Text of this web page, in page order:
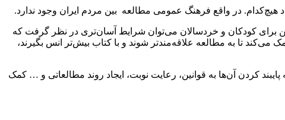
در واقع فرهنگ عمومی مطالعه بین مردم ایران وجود ندارد.
من برای کودکان و خردسالان می‌توان شرایط آسان‌تری در نظر گرفت که
می‌کند تا به مطالعه علاقه‌مندتر شوند و با کتاب بیش‌تر انس بگیرند،
کردن آن‌ها به قوانین، رعایت نوبت، ایجاد روند مطالعاتی و … کمک